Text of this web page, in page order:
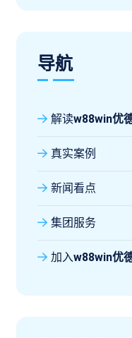
导航
解读w88win优
真实案例
新闻看点
集团服务
加入w88win优